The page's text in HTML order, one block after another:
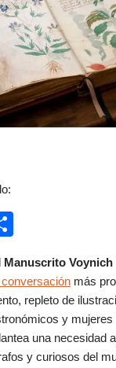
m
p
ar
tir
Manuscrito Voynich
más
repleto de
y mujeres
una necesidad
y curiosos del